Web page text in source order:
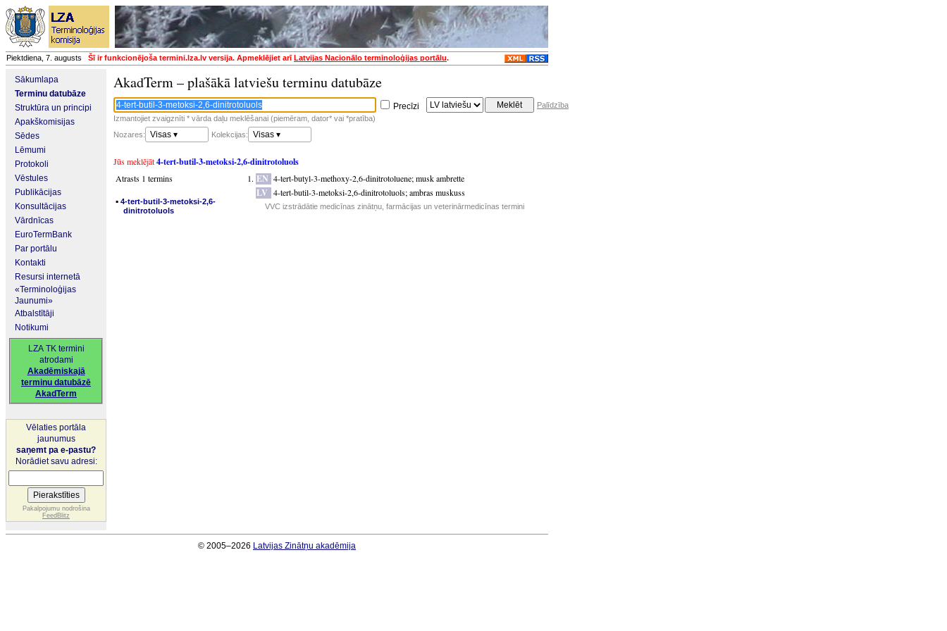
Piektdiena, 7. augusts Šī ir funkcionējoša termini.lza.lv versija. Apmeklējiet arīLatvijas Nacionālo terminoloģijas portālu.
Sākumlapa
Terminu datubāze
Struktūra un principi
Apakškomisijas
Sēdes
Lēmumi
Protokoli
Vēstules
Publikācijas
Konsultācijas
Vārdnīcas
EuroTermBank
Par portālu
Kontakti
Resursi internetā
«Terminoloģijas
Jaunumi»
Atbalstītāji
Notikumi
LZA TK termini
atrodami
Akadēmiskajā
terminu datubāzē
AkadTerm
Vēlaties portāla
jaunumus
saņemt pa e-pastu?
Norādiet savu adresi:
Pakalpojumu nodrošina
FeedBlitz
AkadTerm – plašākā latviešu terminu datubāze
Precīzi
Palīdzība
Izmantojiet zvaigznīti * vārda daļu meklēšanai (piemēram, dator* vai *pratība)
Nozares:
Visas ▾ Kolekcijas: Visas ▾
Jūs meklējāt4-tert-butil-3-metoksi-2,6-dinitrotoluols
Atrasts 1 termins
▪ 4-tert-butil-3-metoksi-2,6-
dinitrotoluols
EN 4-tert-butyl-3-methoxy-2,6-dinitrotoluene;musk ambrette
LV 4-tert-butil-3-metoksi-2,6-dinitrotoluols;ambras muskuss
VVC izstrādātie medicīnas zinātņu, farmācijas un veterinārmedicīnas termini
© 2005–2026 Latvijas Zinātņu akadēmija